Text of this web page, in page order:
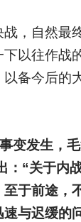
，自然最
以往作战
备今后的
变发生，
：“关于内
于前途，
与迟缓的